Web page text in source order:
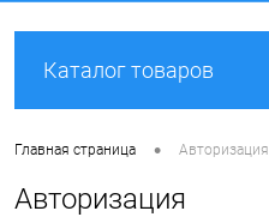
Каталог товаров
Главная страница • Авторизация
Авторизация